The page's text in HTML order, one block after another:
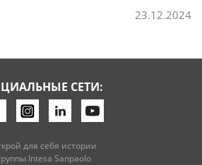
23.12.2024
СЕТИ:
для себя истории
Intesa Sanpaolo